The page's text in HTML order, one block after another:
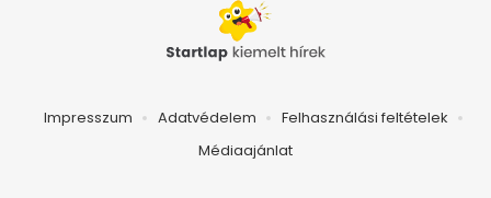
Impresszum Adatvédelem
Felhasználási feltételek
Médiaajánlat